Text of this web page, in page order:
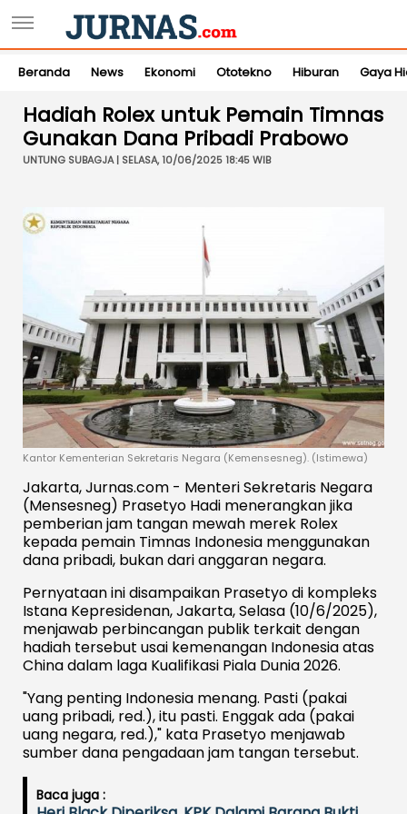
Beranda News Ekonomi Ototekno Hiburan Gaya
Hadiah Rolex untuk Pemain Timnas
Gunakan Dana Pribadi Prabowo
UNTUNG SUBAGJA | SELASA, 10/06/2025 18:45 WIB
Kantor Kementerian Sekretaris Negara (Kemensesneg). (Istimewa)
Jakarta, Jurnas.com - Menteri Sekretaris Negara
(Mensesneg) Prasetyo Hadi menerangkan jika
pemberian jam tangan mewah merek Rolex
kepada pemain Timnas Indonesia menggunakan
dana pribadi, bukan dari anggaran negara.
Pernyataan ini disampaikan Prasetyo di kompleks
Istana Kepresidenan, Jakarta, Selasa (10/6/2025),
menjawab perbincangan publik terkait dengan
hadiah tersebut usai kemenangan Indonesia atas
China dalam laga Kualifikasi Piala Dunia 2026.
"Yang penting Indonesia menang. Pasti (pakai
uang pribadi, red.), itu pasti. Enggak ada (pakai
uang negara, red.)," kata Prasetyo menjawab
sumber dana pengadaan jam tangan tersebut.
Baca juga :